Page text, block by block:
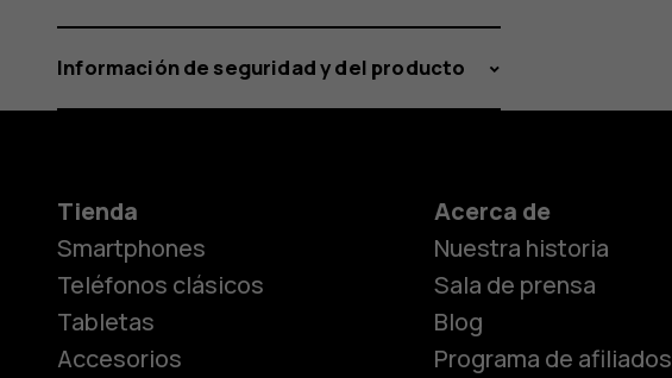
Información de seguridad y del producto
Tienda
Smartphones
Teléfonos clásicos
Tabletas
Accesorios
Acerca de
Nuestra historia
Sala de prensa
Blog
Programa de afiliados